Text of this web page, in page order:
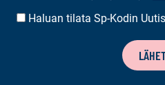
UUTISKIRJEEN
Haluan tilata Sp-Kodin